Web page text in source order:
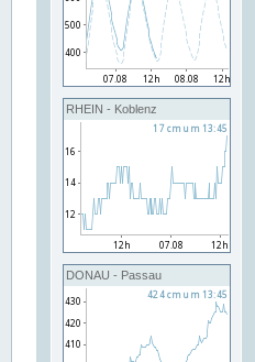
RHEIN - Koblenz
DONAU - Passau